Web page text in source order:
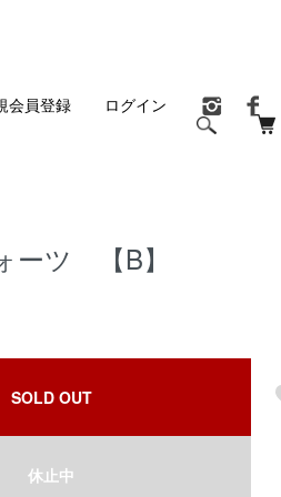
会員登録 ログイン
ーツ 【B】
SOLD OUT
休止中